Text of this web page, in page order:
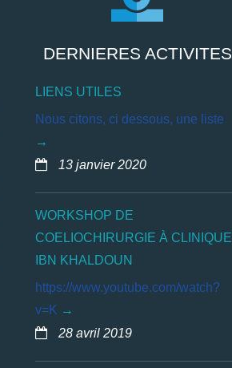
DERNIERES ACTIVITES
LIENS UTILES
Nous citons, ci dessous, une liste
13 janvier 2020
WORKSHOP DE
COELIOCHIRURGIE À CLINIQUE
IBN KHALDOUN
https://www.youtube.com/watch?
v=K
28 avril 2019